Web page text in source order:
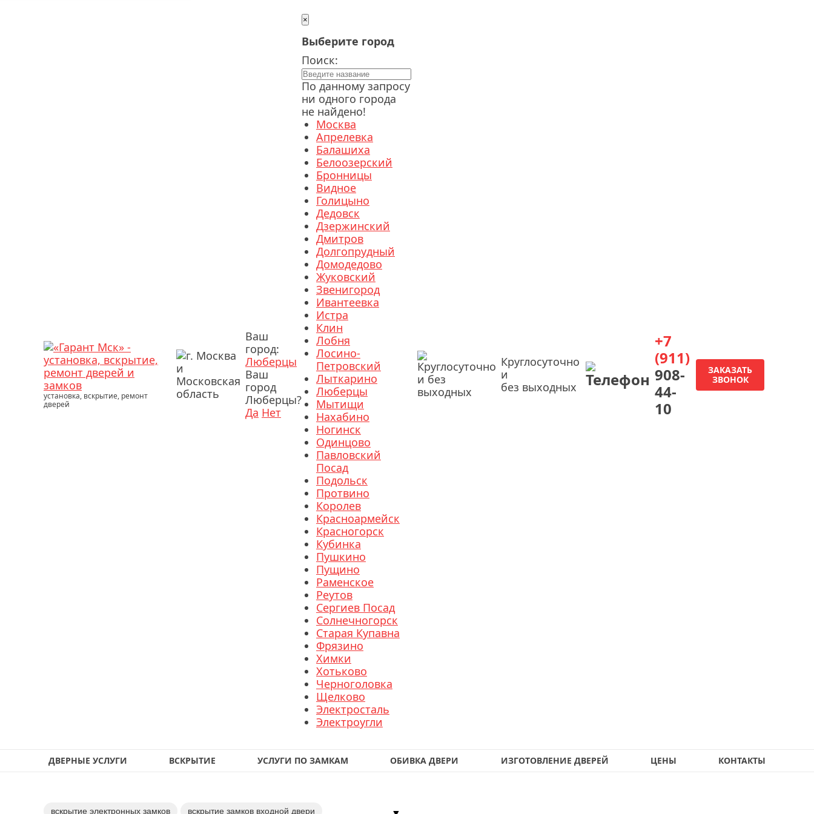
установка, вскрытие, ремонт
дверей
Ваш
город:
Люберцы
Ваш
город
Люберцы?
Да Нет
×
Выберите город
Поиск:
По данному запросу
ни одного города
не найдено!
Москва
Апрелевка
Балашиха
Белоозерский
Бронницы
Видное
Голицыно
Дедовск
Дзержинский
Дмитров
Долгопрудный
Домодедово
Жуковский
Звенигород
Ивантеевка
Истра
Клин
Лобня
Лосино-
Петровский
Лыткарино
Люберцы
Мытищи
Нахабино
Ногинск
Одинцово
Павловский
Посад
Подольск
Протвино
Королев
Красноармейск
Красногорск
Кубинка
Пушкино
Пущино
Раменское
Реутов
Сергиев Посад
Солнечногорск
Старая Купавна
Фрязино
Химки
Хотьково
Черноголовка
Щелково
Электросталь
Электроугли
Круглосуточно
и
без выходных
+7
(911)
908-
44-
10
ЗАКАЗАТЬ
ЗВОНОК
ДВЕРНЫЕ УСЛУГИ ВСКРЫТИЕ УСЛУГИ ПО ЗАМКАМ ОБИВКА ДВЕРИ ИЗГОТОВЛЕНИЕ ДВЕРЕЙ ЦЕНЫ КОНТАКТЫ
вскрытие электронных замков
вскрытие замков входной двери